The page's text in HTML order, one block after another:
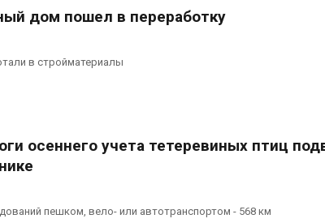
дом пошел в переработку
в стройматериалы
осеннего учета тетеревиных птиц
пешком, вело- или автотранспортом - 568 км